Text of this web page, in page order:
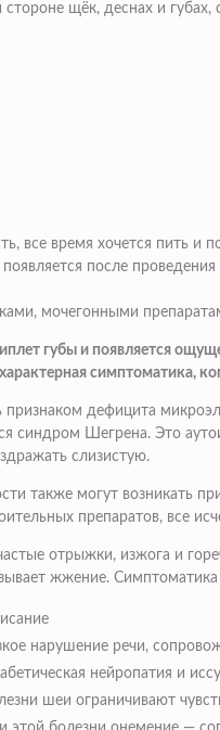
щёк, деснах и
все время хочется пить
после
мочегонными
губы и появляется
симптоматика,
дефицита
синдром Шегрена. Это
слизистую.
также могут возникать
препаратов, все
отрыжки, изжога и
жжение.
нарушение речи,
нейропатия и
шеи ограничивают